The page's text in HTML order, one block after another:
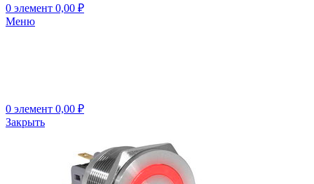
0 элемент 0,00 ₽
Меню
0 элемент 0,00 ₽
Закрыть